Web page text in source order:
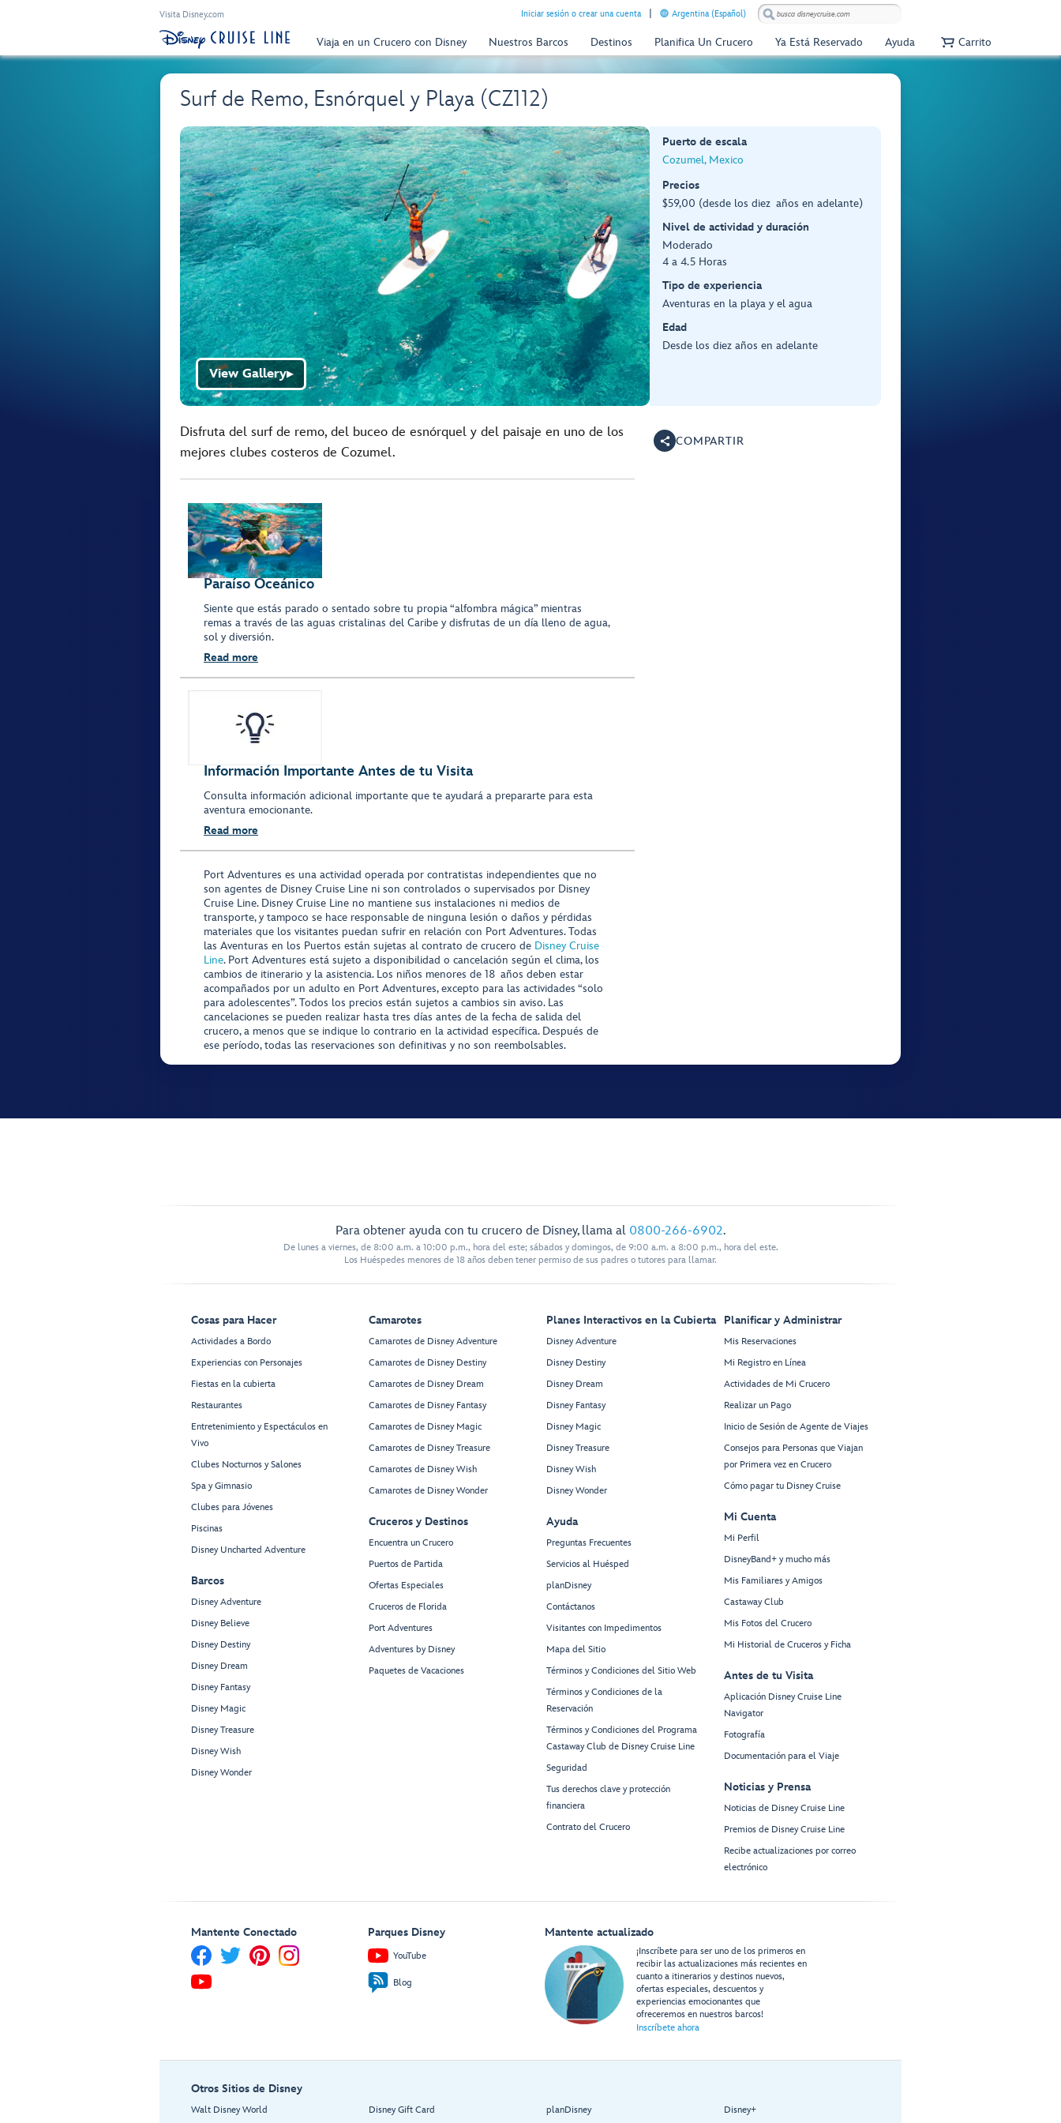
Visita Disney.com Iniciar sesión o crear una cuenta Argentina (Español)
Viaja en un Crucero con Disney Nuestros Barcos Destinos Planifica Un Crucero Ya Está Reservado Ayuda Carrito
Surf de Remo, Esnórquel y Playa (CZ112)
View Gallery▶
Puerto de escala
Cozumel, Mexico
Precios
$59,00 (desde los diez años en adelante)
Nivel de actividad y duración
Moderado
4 a 4.5 Horas
Tipo de experiencia
Aventuras en la playa y el agua
Edad
Desde los diez años en adelante
Disfruta del surf de remo, del buceo de esnórquel y del paisaje en uno de los
mejores clubes costeros de Cozumel.
Paraíso Oceánico
Siente que estás parado o sentado sobre tu propia “alfombra mágica” mientras
remas a través de las aguas cristalinas del Caribe y disfrutas de un día lleno de agua,
sol y diversión.
Read more
Información Importante Antes de tu Visita
Consulta información adicional importante que te ayudará a prepararte para esta
aventura emocionante.
Read more
Port Adventures es una actividad operada por contratistas independientes que no
son agentes de Disney Cruise Line ni son controlados o supervisados por Disney
Cruise Line. Disney Cruise Line no mantiene sus instalaciones ni medios de
transporte, y tampoco se hace responsable de ninguna lesión o daños y pérdidas
materiales que los visitantes puedan sufrir en relación con Port Adventures. Todas
las Aventuras en los Puertos están sujetas al contrato de crucero de Disney Cruise
Line. Port Adventures está sujeto a disponibilidad o cancelación según el clima, los
cambios de itinerario y la asistencia. Los niños menores de 18 años deben estar
acompañados por un adulto en Port Adventures, excepto para las actividades “solo
para adolescentes”. Todos los precios están sujetos a cambios sin aviso. Las
cancelaciones se pueden realizar hasta tres días antes de la fecha de salida del
crucero, a menos que se indique lo contrario en la actividad específica. Después de
ese período, todas las reservaciones son definitivas y no son reembolsables.
COMPARTIR
Para obtener ayuda con tu crucero de Disney, llama al 0800-266-6902.
De lunes a viernes, de 8:00 a.m. a 10:00 p.m., hora del este; sábados y domingos, de 9:00 a.m. a 8:00 p.m., hora del este.
Los Huéspedes menores de 18 años deben tener permiso de sus padres o tutores para llamar.
Cosas para Hacer
Actividades a Bordo
Experiencias con Personajes
Fiestas en la cubierta
Restaurantes
Entretenimiento y Espectáculos en
Vivo
Clubes Nocturnos y Salones
Spa y Gimnasio
Clubes para Jóvenes
Piscinas
Disney Uncharted Adventure
Barcos
Disney Adventure
Disney Believe
Disney Destiny
Disney Dream
Disney Fantasy
Disney Magic
Disney Treasure
Disney Wish
Disney Wonder
Camarotes
Camarotes de Disney Adventure
Camarotes de Disney Destiny
Camarotes de Disney Dream
Camarotes de Disney Fantasy
Camarotes de Disney Magic
Camarotes de Disney Treasure
Camarotes de Disney Wish
Camarotes de Disney Wonder
Cruceros y Destinos
Encuentra un Crucero
Puertos de Partida
Ofertas Especiales
Cruceros de Florida
Port Adventures
Adventures by Disney
Paquetes de Vacaciones
Planes Interactivos en la Cubierta
Disney Adventure
Disney Destiny
Disney Dream
Disney Fantasy
Disney Magic
Disney Treasure
Disney Wish
Disney Wonder
Ayuda
Preguntas Frecuentes
Servicios al Huésped
planDisney
Contáctanos
Visitantes con Impedimentos
Mapa del Sitio
Términos y Condiciones del Sitio Web
Términos y Condiciones de la
Reservación
Términos y Condiciones del Programa
Castaway Club de Disney Cruise Line
Seguridad
Tus derechos clave y protección
financiera
Contrato del Crucero
Planificar y Administrar
Mis Reservaciones
Mi Registro en Línea
Actividades de Mi Crucero
Realizar un Pago
Inicio de Sesión de Agente de Viajes
Consejos para Personas que Viajan
por Primera vez en Crucero
Cómo pagar tu Disney Cruise
Mi Cuenta
Mi Perfil
DisneyBand+ y mucho más
Mis Familiares y Amigos
Castaway Club
Mis Fotos del Crucero
Mi Historial de Cruceros y Ficha
Antes de tu Visita
Aplicación Disney Cruise Line
Navigator
Fotografía
Documentación para el Viaje
Noticias y Prensa
Noticias de Disney Cruise Line
Premios de Disney Cruise Line
Recibe actualizaciones por correo
electrónico
Mantente Conectado Parques Disney
YouTube
Blog
Mantente actualizado
¡Inscríbete para ser uno de los primeros en
recibir las actualizaciones más recientes en
cuanto a itinerarios y destinos nuevos,
ofertas especiales, descuentos y
experiencias emocionantes que
ofreceremos en nuestros barcos!
Inscríbete ahora
Otros Sitios de Disney
Walt Disney World Disney Gift Card planDisney Disney+